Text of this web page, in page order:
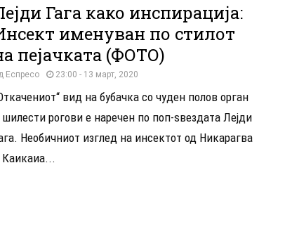
Гага како инспирација:
именуван по стилот
пејачката (ФОТО)
Еспресо 23:00 - 13 март, 2020
вид на бубачка со чуден полов орган
шилести рогови е наречен по поп-ѕвездата Лејди
Необичниот изглед на инсектот од Никарагва
Каикаиа...